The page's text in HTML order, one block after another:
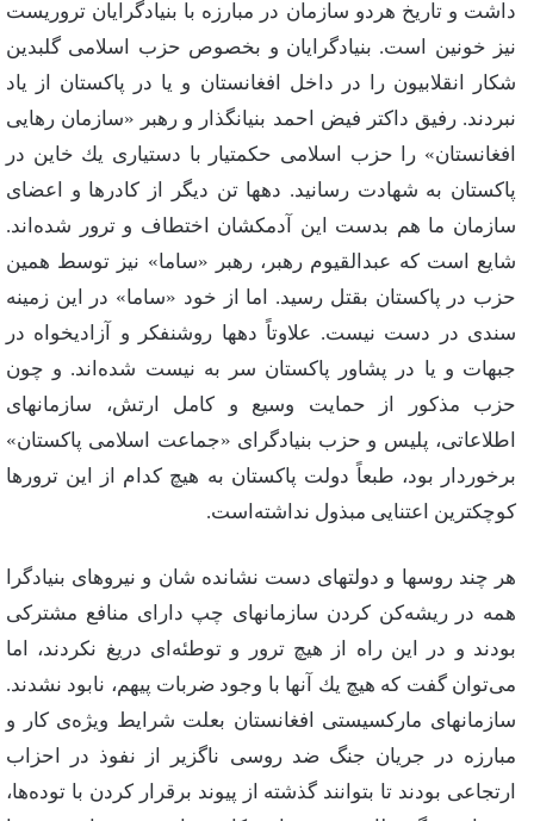
داشت‌ و تاریخ‌ هردو سازمان‌ در مبارزه‌ با بنیادگرایان‌ تروریست‌
نیز خونین‌ است‌. بنیادگرایان‌ و بخصوص‌ حزب‌ اسلامی‌ گلبدین‌
شكار انقلابیون‌ را در داخل‌ افغانستان‌ و یا در پاكستان‌ از یاد
نبردند. رفیق‌ داكتر فیض‌ احمد بنیانگذار و رهبر «سازمان‌ رهایی‌
افغانستان‌» را حزب‌ اسلامی‌ حكمتیار با دستیاری‌ یك‌ خاین‌ در
پاكستان‌ به‌ شهادت‌ رسانید. دهها تن‌ دیگر از كادرها و اعضای‌
سازمان‌ ما هم‌ بدست‌ این‌ آدمكشان‌ اختطاف‌ و ترور شده‌اند.
شایع‌ است‌ كه‌ عبدالقیوم‌ رهبر، رهبر «ساما» نیز توسط‌ همین‌
حزب‌ در پاكستان‌ بقتل‌ رسید. اما از خود «ساما» در این‌ زمینه‌
سندی‌ در دست‌ نیست‌. علاوتاً دهها روشنفكر و آزادیخواه‌ در
جبهات‌ و یا در پشاور پاكستان‌ سر به‌ نیست‌ شده‌اند. و چون‌
حزب‌ مذكور از حمایت‌ وسیع‌ و كامل‌ ارتش‌، سازمانهای‌
اطلاعاتی‌، پلیس‌ و حزب‌ بنیادگرای‌ «جماعت‌ اسلامی‌ پاكستان‌»
برخوردار بود، طبعاً دولت‌ پاكستان‌ به‌ هیچ‌ كدام‌ از این‌ ترورها
كوچكترین‌ اعتنایی‌ مبذول‌ نداشته‌است‌.
هر چند روسها و دولتهای‌ دست‌ نشانده‌ شان‌ و نیروهای‌ بنیادگرا
همه‌ در ریشه‌كن‌ كردن‌ سازمانهای‌ چپ‌ دارای‌ منافع‌ مشتركی‌
بودند و در این‌ راه‌ از هیچ‌ ترور و توطئه‌ای‌ دریغ‌ نكردند، اما
می‌توان‌ گفت‌ كه‌ هیچ‌ یك‌ آنها با وجود ضربات‌ پیهم‌، نابود نشدند.
سازمانهای‌ ماركسیستی‌ افغانستان‌ بعلت‌ شرایط‌ ویژه‌ی‌ كار و
مبارزه‌ در جریان‌ جنگ‌ ضد روسی‌ ناگزیر از نفوذ در احزاب‌
ارتجاعی‌ بودند تا بتوانند گذشته‌ از پیوند برقرار كردن‌ با توده‌ها،